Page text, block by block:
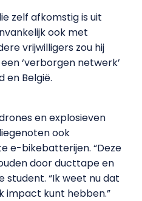
zelf afkomstig is uit
ook met
vrijwilligers zou hij
‘verborgen netwerk’
en België.
en explosieven
ook
e-bikebatterijen. “Deze
door ducttape en
student. “Ik weet nu dat
impact kunt hebben.”